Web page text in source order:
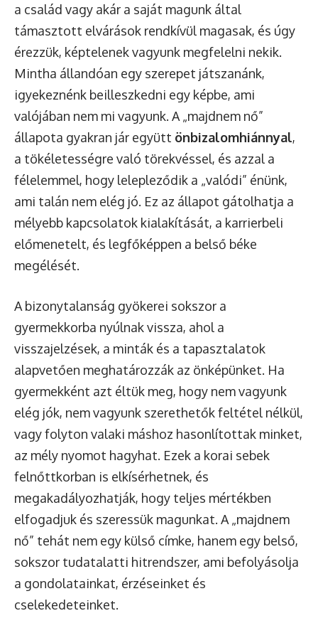
a család vagy akár a saját magunk által
támasztott elvárások rendkívül magasak, és úgy
érezzük, képtelenek vagyunk megfelelni nekik.
Mintha állandóan egy szerepet játszanánk,
igyekeznénk beilleszkedni egy képbe, ami
valójában nem mi vagyunk. A „majdnem nő”
állapota gyakran jár együtt önbizalomhiánnyal,
a tökéletességre való törekvéssel, és azzal a
félelemmel, hogy lelepleződik a „valódi” énünk,
ami talán nem elég jó. Ez az állapot gátolhatja a
mélyebb kapcsolatok kialakítását, a karrierbeli
előmenetelt, és legfőképpen a belső béke
megélését.
A bizonytalanság gyökerei sokszor a
gyermekkorba nyúlnak vissza, ahol a
visszajelzések, a minták és a tapasztalatok
alapvetően meghatározzák az önképünket. Ha
gyermekként azt éltük meg, hogy nem vagyunk
elég jók, nem vagyunk szerethetők feltétel nélkül,
vagy folyton valaki máshoz hasonlítottak minket,
az mély nyomot hagyhat. Ezek a korai sebek
felnőttkorban is elkísérhetnek, és
megakadályozhatják, hogy teljes mértékben
elfogadjuk és szeressük magunkat. A „majdnem
nő” tehát nem egy külső címke, hanem egy belső,
sokszor tudatalatti hitrendszer, ami befolyásolja
a gondolatainkat, érzéseinket és
cselekedeteinket.